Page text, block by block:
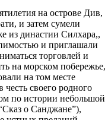
на острове Див,
и затем сумели
из династии Силхара,,
и приглашали
торговлей и
на морском побережье,
на том месте
своего родного
по истории небольшой
о Санджане”),